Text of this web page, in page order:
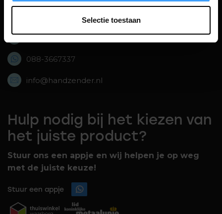
Selectie toestaan
Bolderweg 43, 8243 RD Lelystad,
088-3667337
088-3667337
info@handzender.nl
Hulp nodig bij het kiezen van
het juiste product?
Stuur ons een appje en wij helpen je op weg
met de juiste keuze!
Stuur een appje